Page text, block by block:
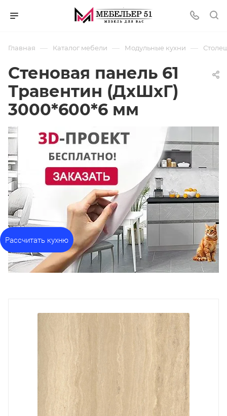
Главная — Каталог мебели — Модульные кухни —
Стеновая панель 61
Травентин (ДхШхГ)
3000*600*6 мм
Рассчитать кухню